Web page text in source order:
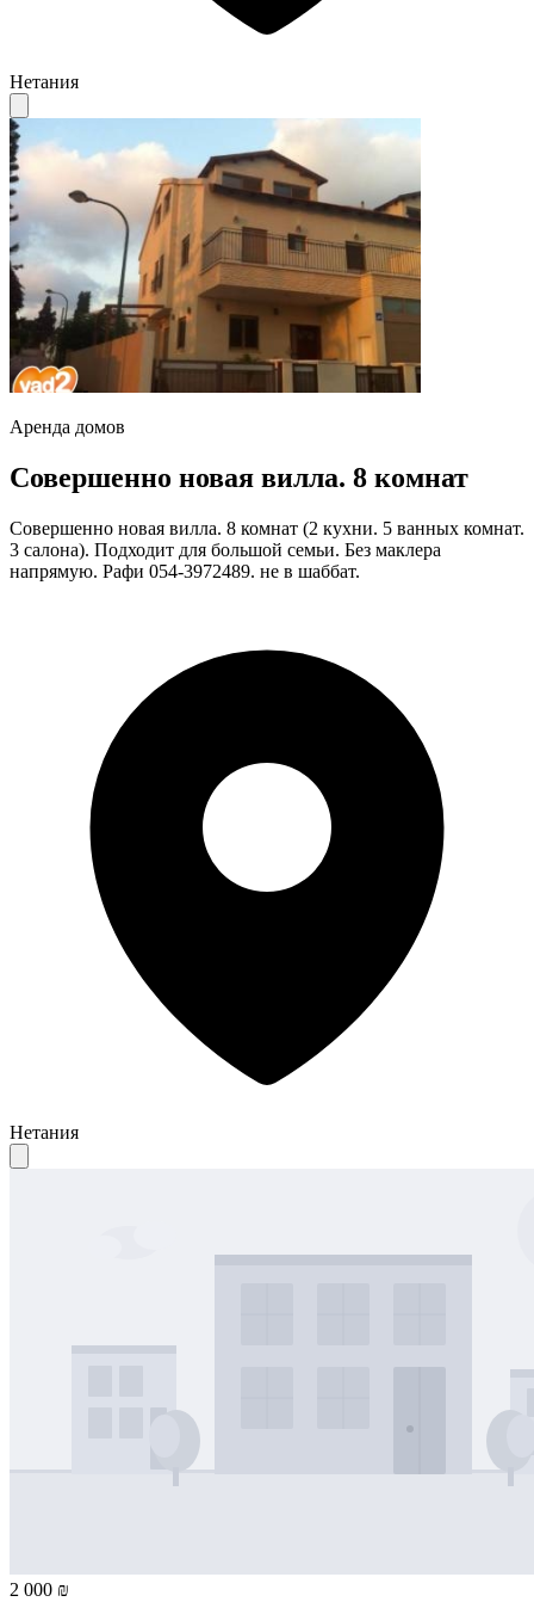
Нетания
Аренда домов
Совершенно новая вилла. 8 комнат
Совершенно новая вилла. 8 комнат (2 кухни. 5 ванных комнат.
3 салона). Подходит для большой семьи. Без маклера
напрямую. Рафи 054-3972489. не в шаббат.
Нетания
2 000 ₪